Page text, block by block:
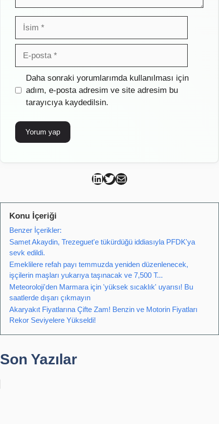
İsim
posta
İnternet
sitesi
Daha sonraki yorumlarımda kullanılması için
adım, e-posta adresim ve site adresim bu
tarayıcıya kaydedilsin.
Can Kütahya Linkedin
Can Kütahya Twitter
Can Kütahya Mail
Konu İçeriği
Benzer İçerikler:
Samet Akaydin, Trezeguet'e tükürdüğü iddiasıyla PFDK'ya
sevk edildi.
Emeklilere refah payı temmuzda yeniden düzenlenecek,
işçilerin maşları yukarıya taşınacak ve 7,500 T...
Meteoroloji'den Marmara için 'yüksek sıcaklık' uyarısı! Bu
saatlerde dışarı çıkmayın
Akaryakıt Fiyatlarına Çifte Zam! Benzin ve Motorin Fiyatları
Rekor Seviyelere Yükseldi!
Son Yazılar